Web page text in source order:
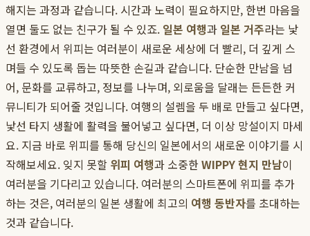
해지는 과정과 같습니다. 시간과 노력이 필요하지만, 한번 마음을
열면 둘도 없는 친구가 될 수 있죠. 일본 여행과 일본 거주라는 낯
선 환경에서 위피는 여러분이 새로운 세상에 더 빨리, 더 깊게 스
며들 수 있도록 돕는 따뜻한 손길과 같습니다. 단순한 만남을 넘
어, 문화를 교류하고, 정보를 나누며, 외로움을 달래는 든든한 커
뮤니티가 되어줄 것입니다. 여행의 설렘을 두 배로 만들고 싶다면,
낯선 타지 생활에 활력을 불어넣고 싶다면, 더 이상 망설이지 마세
요. 지금 바로 위피를 통해 당신의 일본에서의 새로운 이야기를 시
작해보세요. 잊지 못할 위피 여행과 소중한WIPPY 현지 만남이
여러분을 기다리고 있습니다. 여러분의 스마트폰에 위피를 추가
하는 것은, 여러분의 일본 생활에 최고의 여행 동반자를 초대하는
것과 같습니다.